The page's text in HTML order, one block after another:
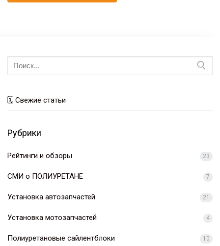
Искать:
🗓 Свежие статьи
Рубрики
Рейтинги и обзоры 23
СМИ о ПОЛИУРЕТАНЕ 7
Установка автозапчастей 21
Установка мотозапчастей 4
Полиуретановые сайлентблоки 10